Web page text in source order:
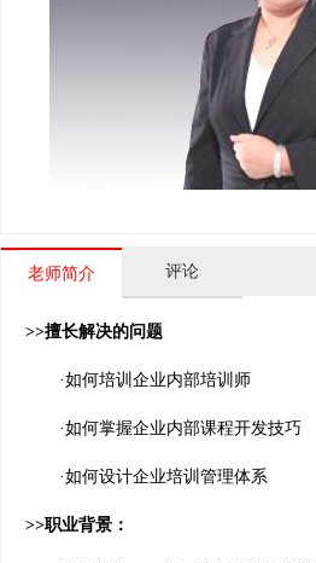
老师简介 评论
>>擅长解决的问题
·如何培训企业内部培训师
·如何掌握企业内部课程开发技巧
·如何设计企业培训管理体系
>>职业背景：